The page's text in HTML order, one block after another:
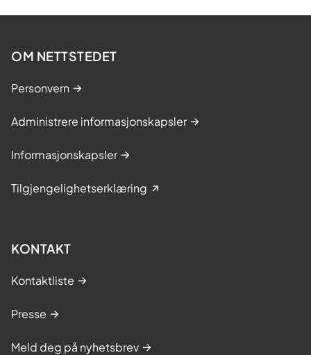
OM NETTSTEDET
Personvern
Administrere informasjonskapsler
Informasjonskapsler
Tilgjengelighetserklæring
KONTAKT
Kontaktliste
Presse
Meld deg på nyhetsbrev